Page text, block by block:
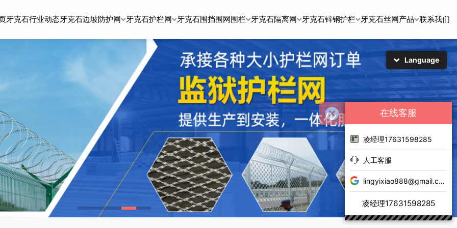
牙克石行业动态牙克石边坡防护网 牙克石护栏网 牙克石围挡围网围栏 牙克石隔离网 牙克石锌钢护栏 牙克石丝网产品 联系我们
在线客服
凌经理17631598285
人工客服
lingyixiao888@gmail.com
凌经理17631598285
Language
简体中文
日本語
한국어